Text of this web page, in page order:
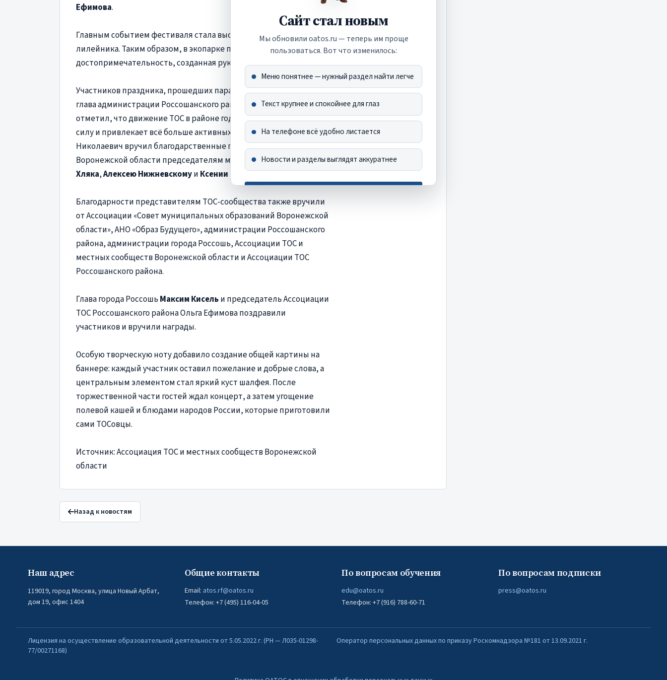
Сайт стал новым
Мы обновили oatos.ru — теперь им проще
пользоваться. Вот что изменилось:
Меню понятнее — нужный раздел найти легче
Текст крупнее и спокойнее для глаз
На телефоне всё удобно листается
Новости и разделы выглядят аккуратнее
Это сообщение больше не появится
Ефимова.
Главным событием фестиваля стала высадка 400 кустов шалфея и
лилейника. Таким образом, в экопарке появилась новая
достопримечательность, созданная руками самих ТОСовцев.
Участников праздника, прошедших парадом, приветствовал
глава администрации Россошанского района
Роман Береснев. Он
отметил, что движение ТОС в районе год от года растёт, набирает
силу и привлекает всё больше активных жителей. Роман
Николаевич вручил благодарственные письма Губернатора
Воронежской области председателям местных ТОС:Татьяне
Хляка,Алексею Нижневскомуи Ксении Десятерик.
Благодарности представителям ТОС-сообщества также вручили
от Ассоциации «Совет муниципальных образований Воронежской
области», АНО «Образ Будущего», администрации Россошанского
района, администрации города Россошь, Ассоциации ТОС и
местных сообществ Воронежской области и Ассоциации ТОС
Россошанского района.
Глава города Россошь Максим Кисель и председатель Ассоциации
ТОС Россошанского района Ольга Ефимова поздравили
участников и вручили награды.
Особую творческую ноту добавило создание общей картины на
баннере: каждый участник оставил пожелание и добрые слова, а
центральным элементом стал яркий куст шалфея. После
торжественной части гостей ждал концерт, а затем угощение
полевой кашей и блюдами народов России, которые приготовили
сами ТОСовцы.
Источник: Ассоциация ТОС и местных сообществ Воронежской
области
Назад к новостям
Наш адрес
119019, город Москва, улица Новый Арбат,
дом 19, офис 1404
Общие контакты
Email: atos.rf@oatos.ru
Телефон: +7 (495) 116-04-05
По вопросам обучения
edu@oatos.ru
Телефон: +7 (916) 788-60-71
По вопросам подписки
press@oatos.ru
Лицензия на осуществление образовательной деятельности от 5.05.2022 г. (РН — Л035-01298-
77/00271168)
Оператор персональных данных по приказу Роскомнадзора №181 от 13.09.2021 г.